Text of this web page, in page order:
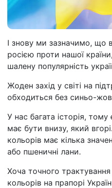
І знову ми зазначимо, що
росією проти нашої
шалену популярність
Жоден захід у світі на
обходиться без синьо-
У нас багата історія, тому
має бути внизу, який
кольорів має кілька
або пшеничні лани.
Хоча точного
кольорів на прапорі